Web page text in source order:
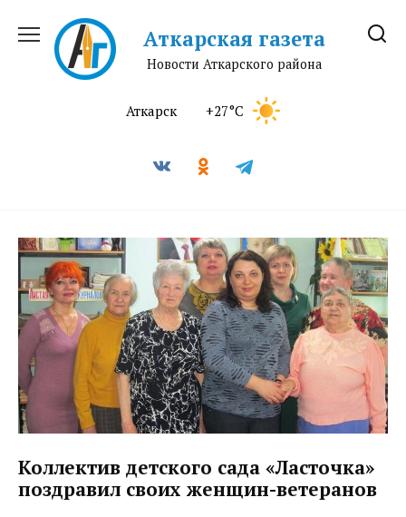
содержанию
Аткарская газета
Новости Аткарского района
Аткарск +27°C
Коллектив детского сада «Ласточка»
поздравил своих женщин-ветеранов